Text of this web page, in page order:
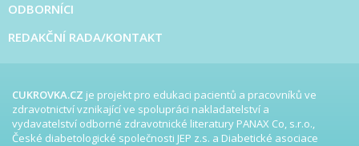
ODBORNÍCI
REDAKČNÍ RADA/KONTAKT
CUKROVKA.CZ je projekt pro edukaci pacientů a pracovníků ve
zdravotnictví vznikající ve spolupráci nakladatelství a
vydavatelství odborné zdravotnické literatury PANAX Co, s.r.o.,
České diabetologické společnosti JEP z.s. a Diabetické asociace